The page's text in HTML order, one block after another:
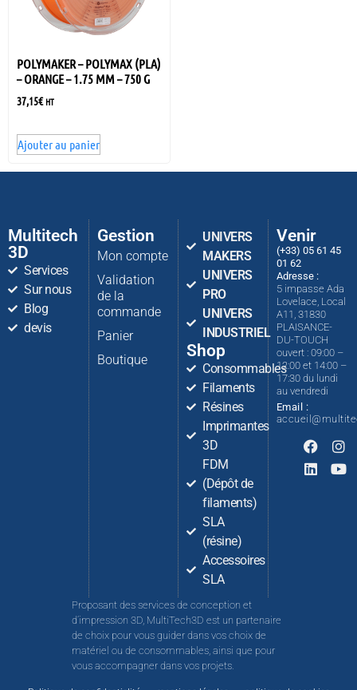
POLYMAKER – POLYMAX (PLA)
– ORANGE – 1.75 MM – 750 G
37,15€ HT
Ajouter au panier
Multitech
3D
Services
Sur nous
Blog
devis
Gestion
Mon compte
Validation
de la
commande
Panier
Boutique
UNIVERS
MAKERS
UNIVERS
PRO
UNIVERS
INDUSTRIEL
Shop
Consommables
Filaments
Résines
Imprimantes
3D
FDM
(Dépôt de
filaments)
SLA
(résine)
Accessoires
SLA
Venir
(+33) 05 61 45
01 62
Adresse :
5 impasse Ada
Lovelace, Local
A11, 31830
PLAISANCE-
DU-TOUCH
ouvert : 09:00 –
12:00 et 14:00 –
17:30 du lundi
au vendredi
Email :
Proposant des services de conception et
d’impression 3D, MultiTech3D est un partenaire
de choix pour vous guider dans vos choix de
matériel ou de consommables, ainsi que pour
vous accompagner dans vos projets.